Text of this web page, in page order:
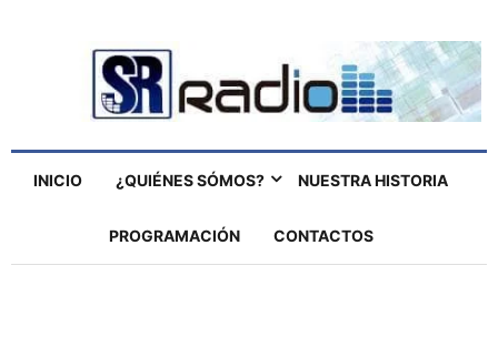
INICIO ¿QUIÉNES SÓMOS? NUESTRA HISTORIA
PROGRAMACIÓN CONTACTOS